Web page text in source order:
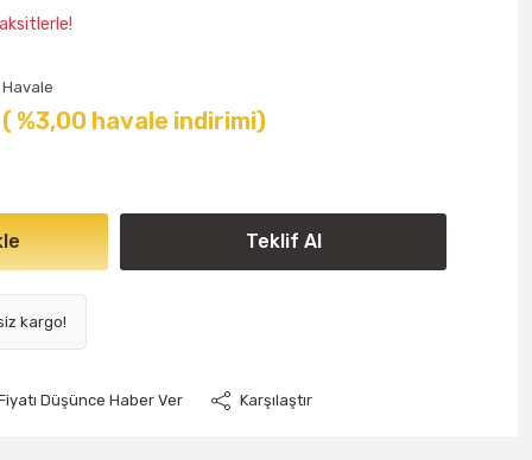
Havale
( %3,00 havale indirimi)
Teklif Al
kargo!
Düşünce Haber Ver Karşılaştır